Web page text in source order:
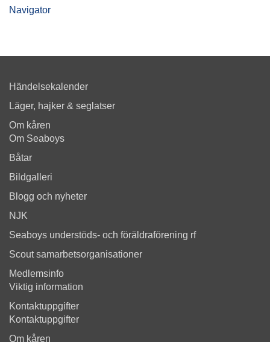
Navigator
Händelsekalender
Läger, hajker & seglatser
Om kåren
Om Seaboys
Båtar
Bildgalleri
Blogg och nyheter
NJK
Seaboys understöds- och föräldraförening rf
Scout samarbetsorganisationer
Medlemsinfo
Viktig information
Kontaktuppgifter
Kontaktuppgifter
Om kåren